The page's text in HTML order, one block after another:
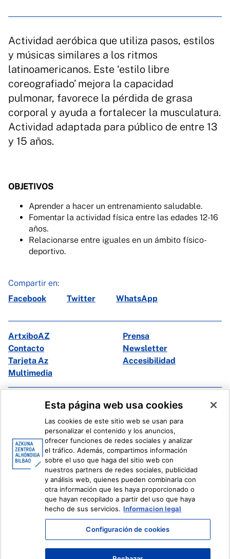
Actividad aeróbica que utiliza pasos, estilos
y músicas similares a los ritmos
latinoamericanos. Este ‘estilo libre
coreografiado’ mejora la capacidad
pulmonar, favorece la pérdida de grasa
corporal y ayuda a fortalecer la musculatura.
Actividad adaptada para público de entre 13
y 15 años.
OBJETIVOS
Aprender a hacer un entrenamiento saludable.
Fomentar la actividad física entre las edades 12-16
años.
Relacionarse entre iguales en un ámbito físico-
deportivo.
Compartir en:
Facebook
Twitter WhatsApp
ArtxiboAZ
Prensa
Contacto
Newsletter
Tarjeta Az
Accesibilidad
Multimedia
Facebook
X
Ivoox
Información legal Sistema Interno de Información
Esta página web usa cookies
Las cookies de este sitio web se usan para
personalizar el contenido y los anuncios,
ofrecer funciones de redes sociales y analizar
el tráfico. Además, compartimos información
sobre el uso que haga del sitio web con
nuestros partners de redes sociales, publicidad
y análisis web, quienes pueden combinarla con
otra información que les haya proporcionado o
que hayan recopilado a partir del uso que haya
hecho de sus servicios. Informacion legal
Configuración de cookies